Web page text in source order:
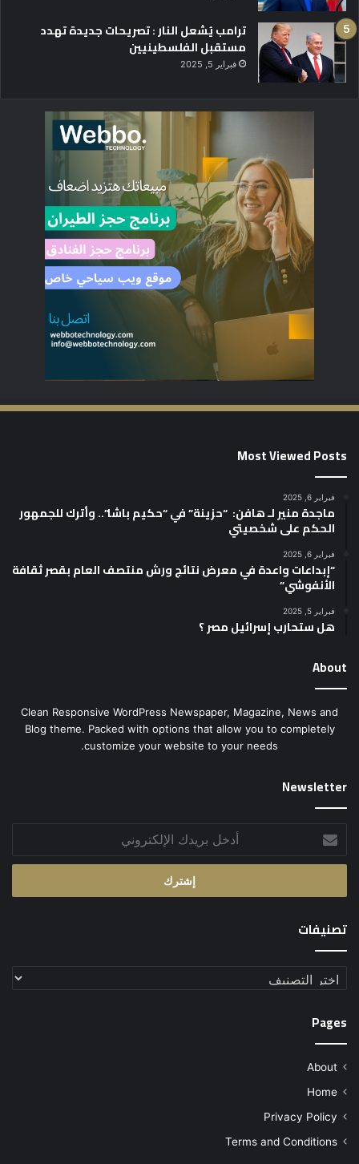
ترامب يُشعل النار : تصريحات جديدة تهدد
مستقبل الفلسطينيين
فبراير 5, 2025
Most Viewed Posts
فبراير 6, 2025
ماجدة منير لـ هافن: “حزينة” في “حكيم باشا”.. وأترك للجمهور
الحكم على شخصيتي
فبراير 6, 2025
“إبداعات واعدة في معرض نتائج ورش منتصف العام بقصر ثقافة
الأنفوشي”
فبراير 5, 2025
هل ستحارب إسرائيل مصر ؟
About
Clean Responsive WordPress Newspaper, Magazine, News and
Blog theme. Packed with options that allow you to completely
customize your website to your needs.
Newsletter
بريدك
الإلكتروني
تصنيفات
تصنيفات
Pages
About
Home
Privacy Policy
Terms and Conditions